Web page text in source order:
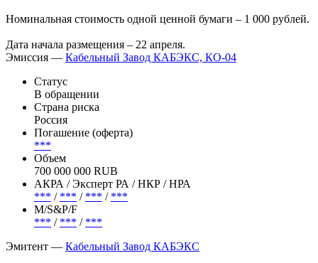
Номинальная стоимость одной ценной бумаги – 1 000 рублей.
Дата начала размещения – 22 апреля.
Эмиссия — Кабельный Завод КАБЭКС, КО-04
Статус
В обращении
Страна риска
Россия
Погашение (оферта)
***
Объем
700 000 000 RUB
АКРА / Эксперт РА / НКР / НРА
*** / *** / *** / ***
М/S&P/F
*** / *** / ***
Эмитент — Кабельный Завод КАБЭКС